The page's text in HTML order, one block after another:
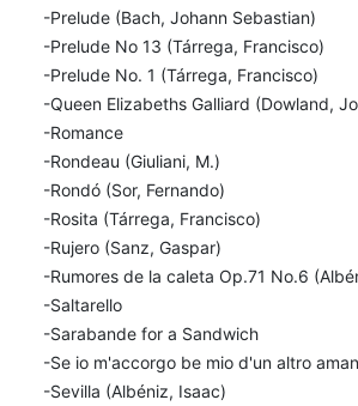
-Prelude (Bach, Johann Sebastian)
-Prelude No 13 (Tárrega, Francisco)
-Prelude No. 1 (Tárrega, Francisco)
-Queen Elizabeths Galliard (Dowland,
-Romance
-Rondeau (Giuliani, M.)
-Rondó (Sor, Fernando)
-Rosita (Tárrega, Francisco)
-Rujero (Sanz, Gaspar)
-Rumores de la caleta Op.71 No.6
-Saltarello
-Sarabande for a Sandwich
-Se io m'accorgo be mio d'un altro
-Sevilla (Albéniz, Isaac)